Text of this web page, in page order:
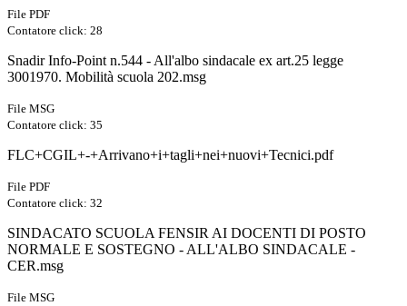
File PDF
Contatore click: 28
Snadir Info-Point n.544 - All'albo sindacale ex art.25 legge
3001970. Mobilità scuola 202.msg
File MSG
Contatore click: 35
FLC+CGIL+-+Arrivano+i+tagli+nei+nuovi+Tecnici.pdf
File PDF
Contatore click: 32
SINDACATO SCUOLA FENSIR AI DOCENTI DI POSTO
NORMALE E SOSTEGNO - ALL'ALBO SINDACALE -
CER.msg
File MSG